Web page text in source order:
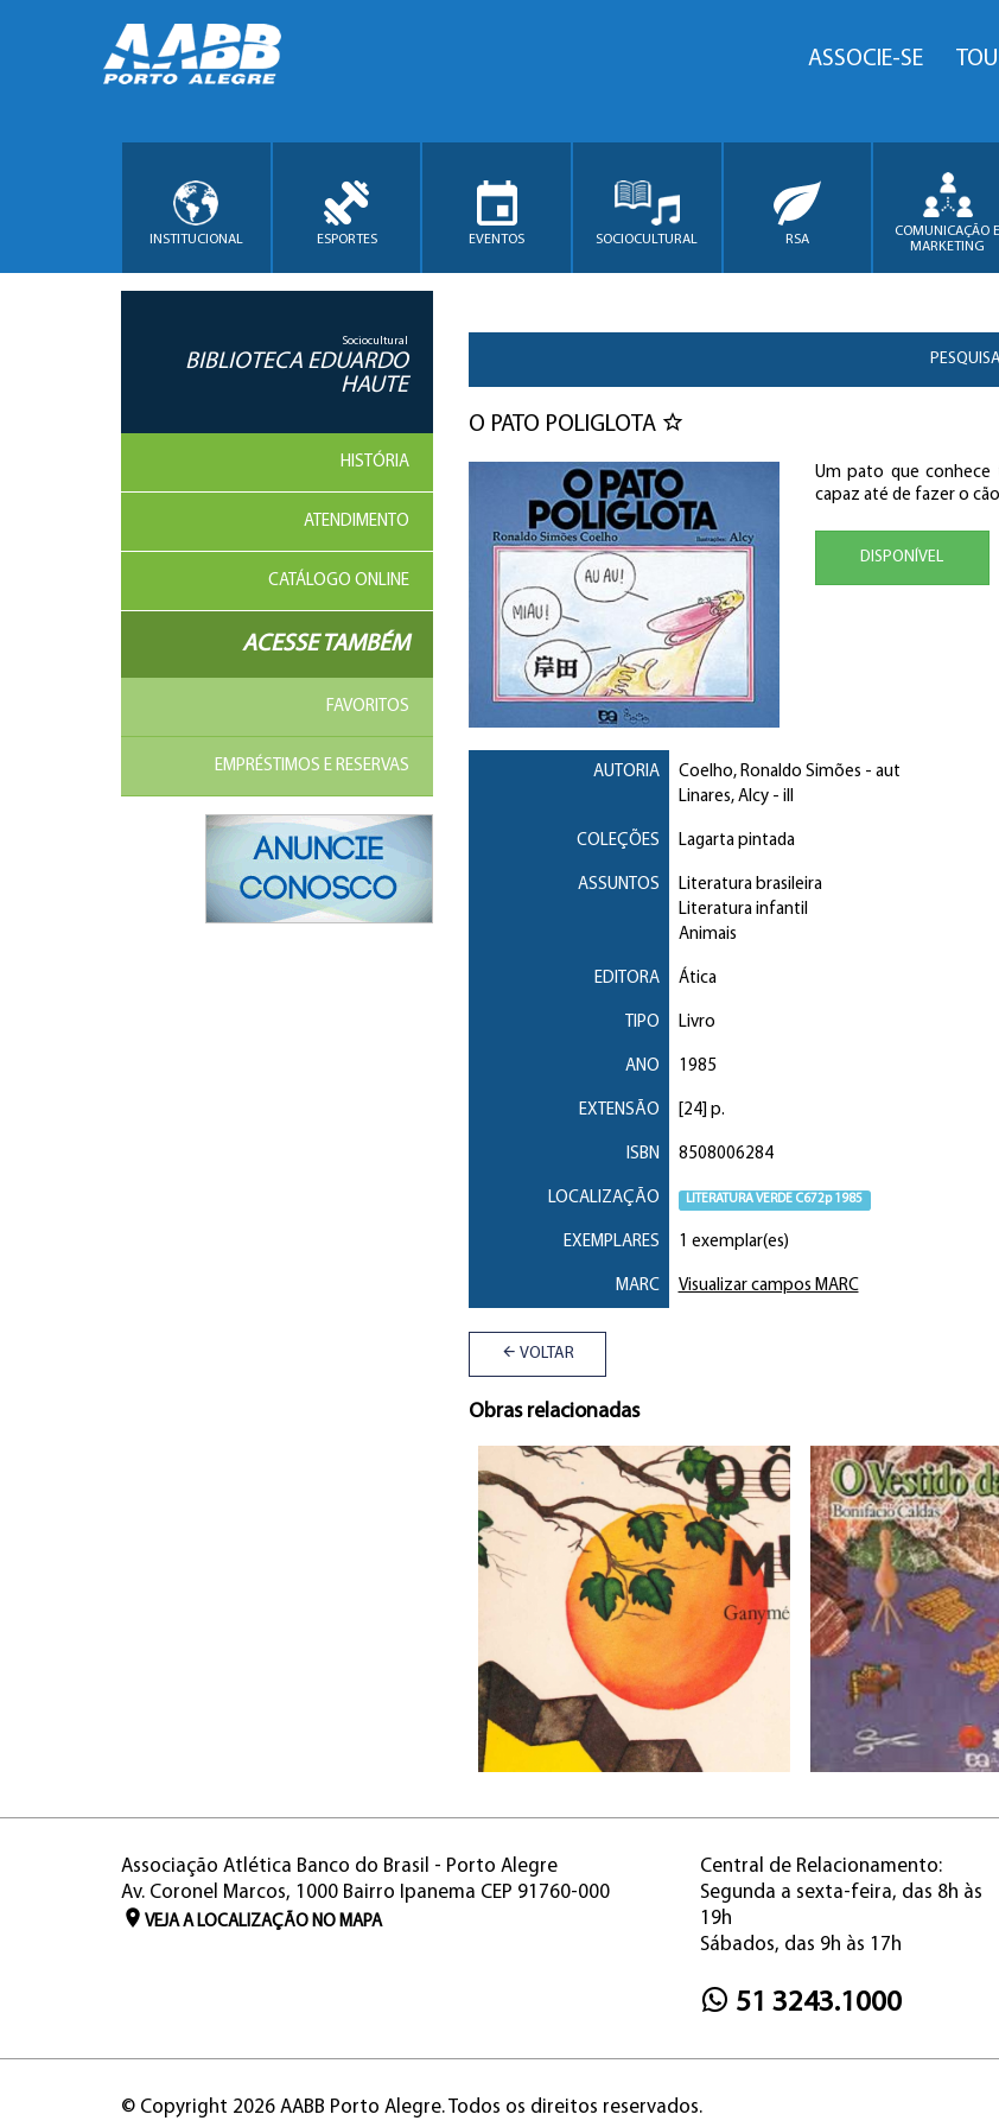
ASSOCIE-SE
INSTITUCIONAL ESPORTES EVENTOS SOCIOCULTURAL RSA
COMUNICAÇÃO E
MARKETING
Sociocultural
BIBLIOTECA EDUARDO
HAUTE
HISTÓRIA
ATENDIMENTO
CATÁLOGO ONLINE
ACESSE TAMBÉM
FAVORITOS
EMPRÉSTIMOS E RESERVAS
O PATO POLIGLOTA
Um pato que conhece
capaz até de fazer o
DISPONÍVEL
AUTORIA Coelho, Ronaldo Simões - aut
Linares, Alcy- ill
COLEÇÕES Lagarta pintada
ASSUNTOS
Literatura brasileira
Literatura infantil
Animais
EDITORA Ática
TIPO Livro
ANO 1985
EXTENSÃO [24] p.
ISBN 8508006284
LOCALIZAÇÃO LITERATURA VERDE C672p 1985
EXEMPLARES 1 exemplar(es)
MARC Visualizar campos MARC
VOLTAR
Obras relacionadas
Associação Atlética Banco do Brasil - Porto Alegre
Av. Coronel Marcos, 1000 Bairro Ipanema CEP 91760-000
VEJA A LOCALIZAÇÃO NO MAPA
Central de Relacionamento:
Segunda a sexta-feira, das 8h às
19h
Sábados, das 9h às 17h
51 3243.1000
© Copyright 2026 AABB Porto Alegre. Todos os direitos reservados.